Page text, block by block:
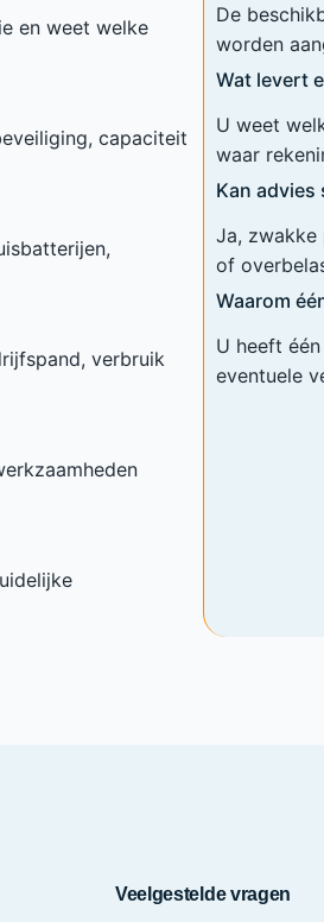
en weet welke
capaciteit
verbruik
De
worden
Wat levert
U weet
waar
Kan
Ja,
of
Waarom
U heeft
eventuele
Veelgestelde vragen